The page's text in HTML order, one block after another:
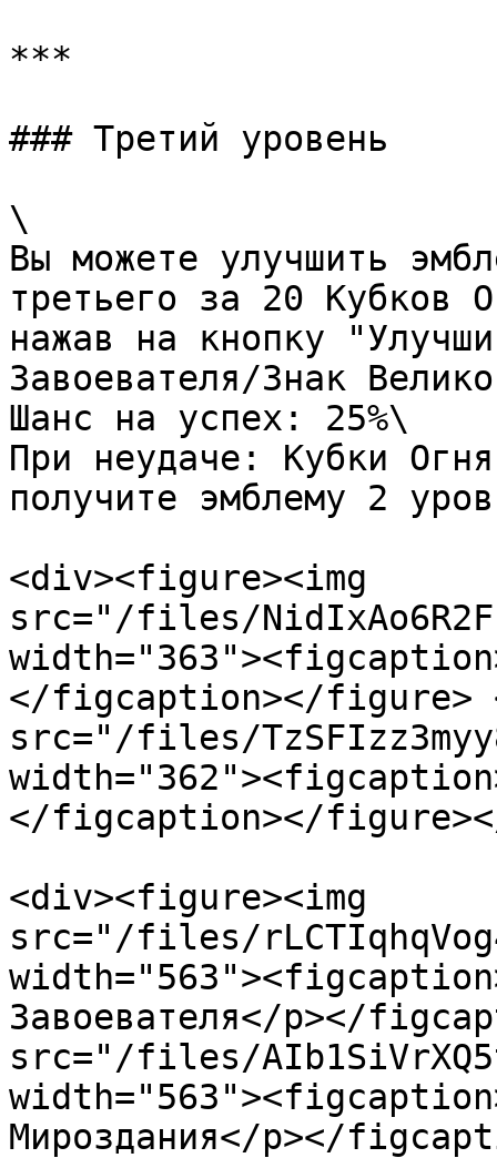
***
### Третий уровень
\
Вы можете улучшить
третьего за 20 Кубков
нажав на кнопку
Завоевателя/Знак
Шанс на успех: 25%\
При неудаче: Кубки
получите эмблему 2
<div><figure><img
src="/files/
</figcaption></figure>
src="/files/
</figcaption></
<div><figure><img
src="/files/
Завоевателя</p></
src="/files/
Мироздания</p></